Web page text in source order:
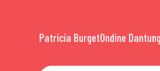
Patricia BurgetOndine Dantung